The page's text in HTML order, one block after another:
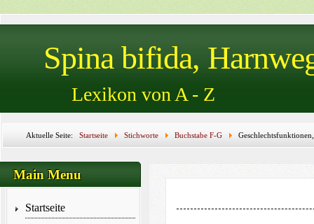
Spina bifida,
Lexikon von A - Z
Aktuelle Seite: Startseite Stichworte Buchstabe F-G
Geschlechtsorgane, Geschlechtsverkehr, Gesellschaft für pädiatrische Nephrologie,
Main Menu
Startseite